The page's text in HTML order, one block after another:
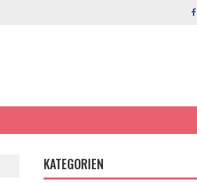
KATEGORIEN